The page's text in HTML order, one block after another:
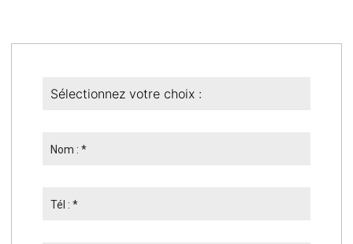
Nom : *
Tél : *